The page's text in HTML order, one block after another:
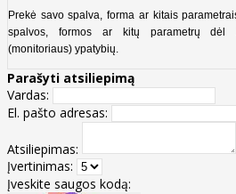
Prekė savo spalva, forma ar kitais
spalvos, formos ar kitų parametrų dėl
(monitoriaus) ypatybių.
Parašyti atsiliepimą
Vardas:
El. pašto adresas:
Atsiliepimas:
Įvertinimas:
Įveskite saugos kodą: